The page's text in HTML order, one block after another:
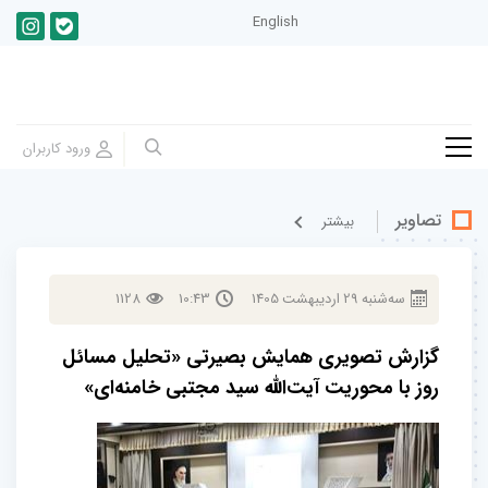
English
تصاویر بيشتر
سه‌شنبه29 ارديبهشت1405
10:43
1128
گزارش تصویری همایش بصیرتی «تحلیل مسائل
روز با محوریت آیت‌الله سید مجتبی خامنه‌ای»